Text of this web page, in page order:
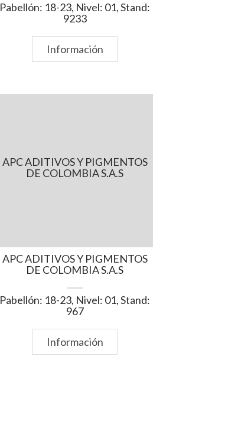
Pabellón: 18-23, Nivel: 01, Stand:
9233
Información
APC ADITIVOS Y PIGMENTOS
DE COLOMBIA S.A.S
APC ADITIVOS Y PIGMENTOS
DE COLOMBIA S.A.S
Pabellón: 18-23, Nivel: 01, Stand:
967
Información